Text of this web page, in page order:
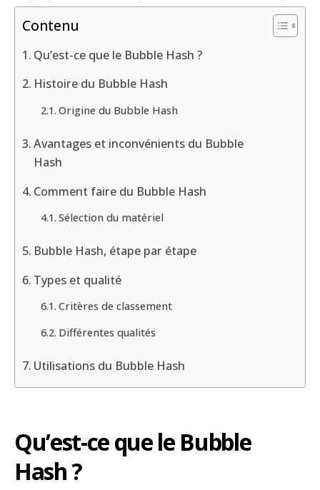
Contenu
Qu’est-ce que le Bubble Hash ?
Histoire du Bubble Hash
Origine du Bubble Hash
Avantages et inconvénients du Bubble
Hash
Comment faire du Bubble Hash
Sélection du matériel
Bubble Hash, étape par étape
Types et qualité
Critères de classement
Différentes qualités
Utilisations du Bubble Hash
Qu’est-ce que le Bubble
Hash ?